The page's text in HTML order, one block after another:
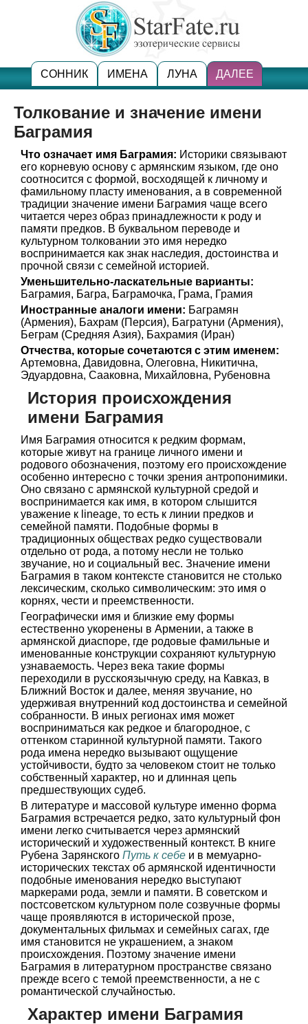
СОННИК ИМЕНА ЛУНА ДАЛЕЕ
Толкование и значение имени
Баграмия
Что означает имя Баграмия: Историки связывают
его корневую основу с армянским языком, где оно
соотносится с формой, восходящей к личному и
фамильному пласту именования, а в современной
традиции значение имени Баграмия чаще всего
читается через образ принадлежности к роду и
памяти предков. В буквальном переводе и
культурном толковании это имя нередко
воспринимается как знак наследия, достоинства и
прочной связи с семейной историей.
Уменьшительно-ласкательные варианты:
Баграмия, Багра, Баграмочка, Грама, Грамия
Иностранные аналоги имени: Баграмян
(Армения), Бахрам (Персия), Багратуни (Армения),
Беграм (Средняя Азия), Бахрамия (Иран)
Отчества, которые сочетаются с этим именем:
Артемовна, Давидовна, Олеговна, Никитична,
Эдуардовна, Сааковна, Михайловна, Рубеновна
История происхождения
имени Баграмия
Имя Баграмия относится к редким формам,
которые живут на границе личного имени и
родового обозначения, поэтому его происхождение
особенно интересно с точки зрения антропонимики.
Оно связано с армянской культурной средой и
воспринимается как имя, в котором слышится
уважение к lineage, то есть к линии предков и
семейной памяти. Подобные формы в
традиционных обществах редко существовали
отдельно от рода, а потому несли не только
звучание, но и социальный вес. Значение имени
Баграмия в таком контексте становится не столько
лексическим, сколько символическим: это имя о
корнях, чести и преемственности.
Географически имя и близкие ему формы
естественно укоренены в Армении, а также в
армянской диаспоре, где родовые фамильные и
именованные конструкции сохраняют культурную
узнаваемость. Через века такие формы
переходили в русскоязычную среду, на Кавказ, в
Ближний Восток и далее, меняя звучание, но
удерживая внутренний код достоинства и семейной
собранности. В иных регионах имя может
восприниматься как редкое и благородное, с
оттенком старинной культурной памяти. Такого
рода имена нередко вызывают ощущение
устойчивости, будто за человеком стоит не только
собственный характер, но и длинная цепь
предшествующих судеб.
В литературе и массовой культуре именно форма
Баграмия встречается редко, зато культурный фон
имени легко считывается через армянский
исторический и художественный контекст. В книге
Рубена Зарянского Путь к себе и в мемуарно-
исторических текстах об армянской идентичности
подобные именования нередко выступают
маркерами рода, земли и памяти. В советском и
постсоветском культурном поле созвучные формы
чаще проявляются в исторической прозе,
документальных фильмах и семейных сагах, где
имя становится не украшением, а знаком
происхождения. Поэтому значение имени
Баграмия в литературном пространстве связано
прежде всего с темой преемственности, а не с
романтической случайностью.
Характер имени Баграмия